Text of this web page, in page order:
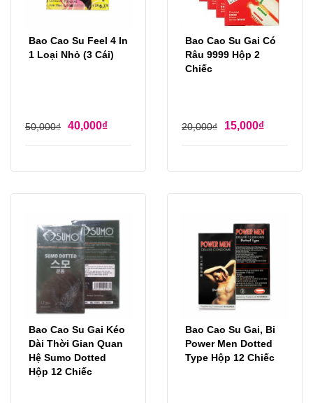
Bao Cao Su Feel 4 In
1 Loại Nhỏ (3 Cái)
50,000₫ 40,000₫
Bao Cao Su Gai Có
Râu 9999 Hộp 2
Chiếc
20,000₫ 15,000₫
Bao Cao Su Gai Kéo
Dài Thời Gian Quan
Hệ Sumo Dotted
Hộp 12 Chiếc
Bao Cao Su Gai, Bi
Power Men Dotted
Type Hộp 12 Chiếc